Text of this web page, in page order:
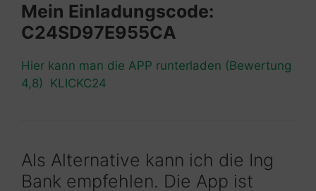
Mein Einladungscode:
C24SD97E955CA
Hier kann man die APP runterladen (Bewertung
4,8) KLICKC24
Als Alternative kann ich die Ing
Bank empfehlen. Die App ist